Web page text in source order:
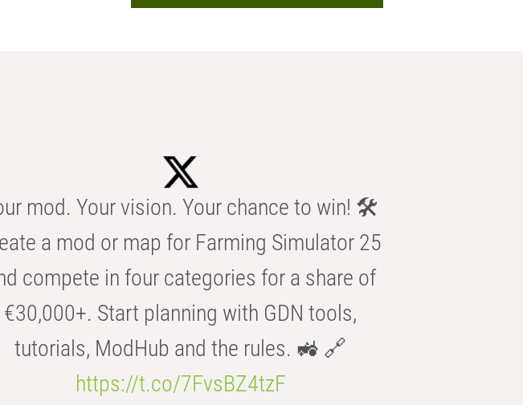
mod. Your vision. Your chance to win! 🛠️
a mod or map for Farming Simulator 25
compete in four categories for a share of
€30,000+. Start planning with GDN tools,
tutorials, ModHub and the rules. 🚜 🔗
https://t.co/7FvsBZ4tzF